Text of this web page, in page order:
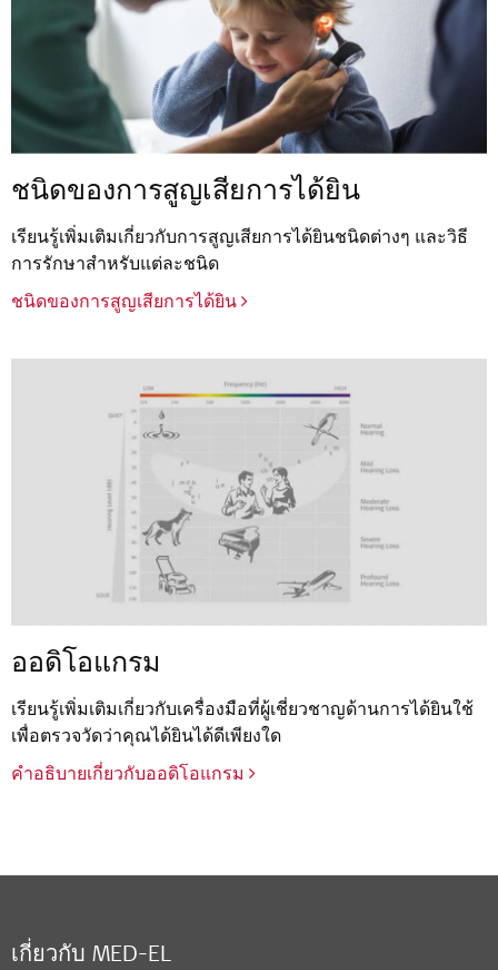
ชนิดของการสูญเสียการได้ยิน
เรียนรู้เพิ่มเติมเกี่ยวกับการสูญเสียการได้ยินชนิดต่างๆ และวิธี
การรักษาสำหรับแต่ละชนิด
ชนิดของการสูญเสียการได้ยิน
ออดิโอแกรม
เรียนรู้เพิ่มเติมเกี่ยวกับเครื่องมือที่ผู้เชี่ยวชาญด้านการได้ยินใช้
เพื่อตรวจวัดว่าคุณได้ยินได้ดีเพียงใด
คำอธิบายเกี่ยวกับออดิโอแกรม
เกี่ยวกับ MED-EL